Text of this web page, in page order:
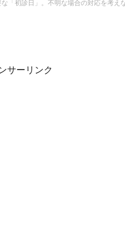
「初診日」。不明な場合の対応を考え
サーリンク